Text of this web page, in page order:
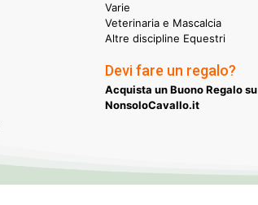
Varie
Veterinaria e Mascalcia
Altre discipline Equestri
Devi fare un regalo?
Acquista un Buono Regalo su
NonsoloCavallo.it